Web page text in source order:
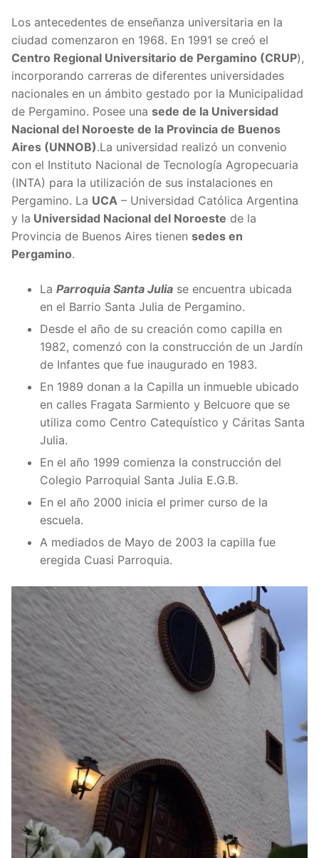
Los antecedentes de enseñanza universitaria en la
ciudad comenzaron en 1968. En 1991 se creó el
Centro Regional Universitario de Pergamino (CRUP),
incorporando carreras de diferentes universidades
nacionales en un ámbito gestado por la Municipalidad
de Pergamino. Posee una sede de la Universidad
Nacional del Noroeste de la Provincia de Buenos
Aires (UNNOB).La universidad realizó un convenio
con el Instituto Nacional de Tecnología Agropecuaria
(INTA) para la utilización de sus instalaciones en
Pergamino. La UCA – Universidad Católica Argentina
y la Universidad Nacional del Noroeste de la
Provincia de Buenos Aires tienen sedes en
Pergamino.
La Parroquia Santa Julia se encuentra ubicada
en el Barrio Santa Julia de Pergamino.
Desde el año de su creación como capilla en
1982, comenzó con la construcción de un Jardín
de Infantes que fue inaugurado en 1983.
En 1989 donan a la Capilla un inmueble ubicado
en calles Fragata Sarmiento y Belcuore que se
utiliza como Centro Catequístico y Cáritas Santa
Julia.
En el año 1999 comienza la construcción del
Colegio Parroquial Santa Julia E.G.B.
En el año 2000 inicia el primer curso de la
escuela.
A mediados de Mayo de 2003 la capilla fue
eregida Cuasi Parroquia.